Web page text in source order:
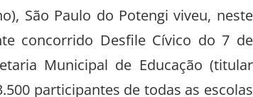
São Paulo do Potengi viveu, neste
concorrido Desfile Cívico do 7 de
Municipal de Educação (titular